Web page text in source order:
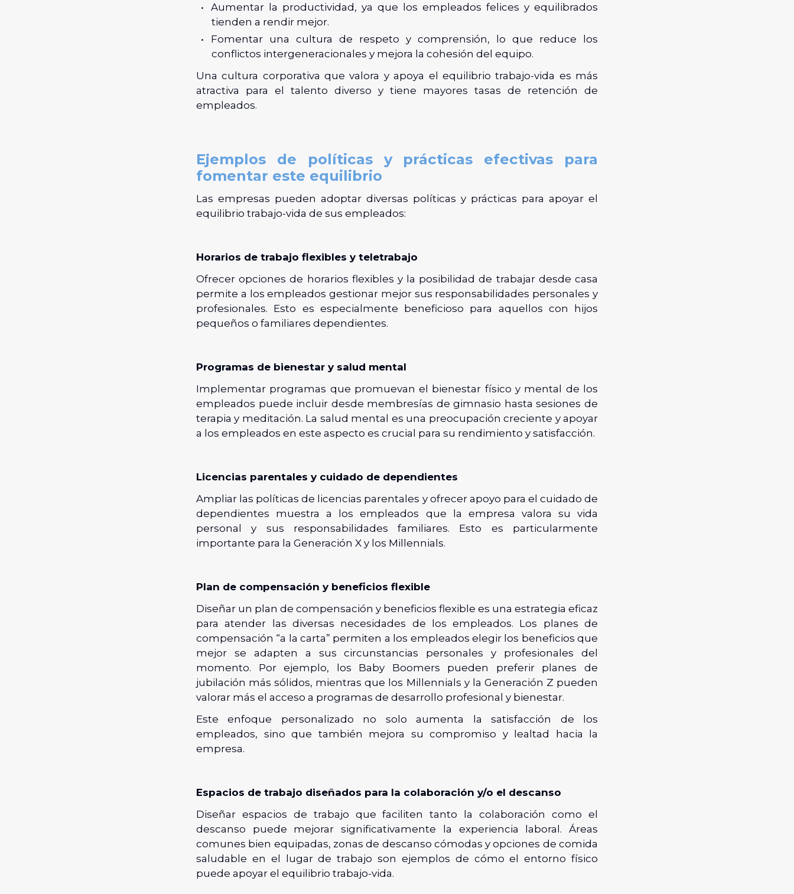
Aumentar la productividad, ya que los empleados felices y equilibrados
tienden a rendir mejor.
Fomentar una cultura de respeto y comprensión, lo que reduce los
conflictos intergeneracionales y mejora la cohesión del equipo.
Una cultura corporativa que valora y apoya el equilibrio trabajo-vida es más
atractiva para el talento diverso y tiene mayores tasas de retención de
empleados.
Ejemplos de políticas y prácticas efectivas para
fomentar este equilibrio
Las empresas pueden adoptar diversas políticas y prácticas para apoyar el
equilibrio trabajo-vida de sus empleados:
Horarios de trabajo flexibles y teletrabajo
Ofrecer opciones de horarios flexibles y la posibilidad de trabajar desde casa
permite a los empleados gestionar mejor sus responsabilidades personales y
profesionales. Esto es especialmente beneficioso para aquellos con hijos
pequeños o familiares dependientes.
Programas de bienestar y salud mental
Implementar programas que promuevan el bienestar físico y mental de los
empleados puede incluir desde membresías de gimnasio hasta sesiones de
terapia y meditación. La salud mental es una preocupación creciente y apoyar
a los empleados en este aspecto es crucial para su rendimiento y satisfacción.
Licencias parentales y cuidado de dependientes
Ampliar las políticas de licencias parentales y ofrecer apoyo para el cuidado de
dependientes muestra a los empleados que la empresa valora su vida
personal y sus responsabilidades familiares. Esto es particularmente
importante para la Generación X y los Millennials.
Plan de compensación y beneficios flexible
Diseñar un plan de compensación y beneficios flexible es una estrategia eficaz
para atender las diversas necesidades de los empleados. Los planes de
compensación “a la carta” permiten a los empleados elegir los beneficios que
mejor se adapten a sus circunstancias personales y profesionales del
momento. Por ejemplo, los Baby Boomers pueden preferir planes de
jubilación más sólidos, mientras que los Millennials y la Generación Z pueden
valorar más el acceso a programas de desarrollo profesional y bienestar.
Este enfoque personalizado no solo aumenta la satisfacción de los
empleados, sino que también mejora su compromiso y lealtad hacia la
empresa.
Espacios de trabajo diseñados para la colaboración y/o el descanso
Diseñar espacios de trabajo que faciliten tanto la colaboración como el
descanso puede mejorar significativamente la experiencia laboral. Áreas
comunes bien equipadas, zonas de descanso cómodas y opciones de comida
saludable en el lugar de trabajo son ejemplos de cómo el entorno físico
puede apoyar el equilibrio trabajo-vida.